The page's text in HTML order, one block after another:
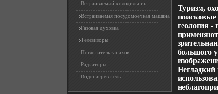
Встраиваемый холодильник
Встраиваемая посудомоечная машина
Газовая духовка
Телевизоры
Поглотитель запахов
Радиаторы
Водонагреватель
Туризм,
поисковые
геология -
большого
Негладкий